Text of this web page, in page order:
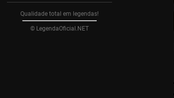
Qualidade total em legendas!
© LegendaOficial.NET